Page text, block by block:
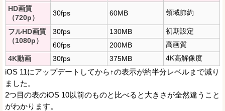
HD画質
（720p）
30fps 60MB 領域節約
フルHD画質
（1080p）
30fps 130MB
初期設定
60fps
200MB
高画質
4K動画
30fps 375MB 4K高解像度
iOS 11にアップデートしてから↑の表示が約半分レベルまで減り
ました。
2つ目の表のiOS 10以前のものと比べると大きさが全然違うこと
がわかります。